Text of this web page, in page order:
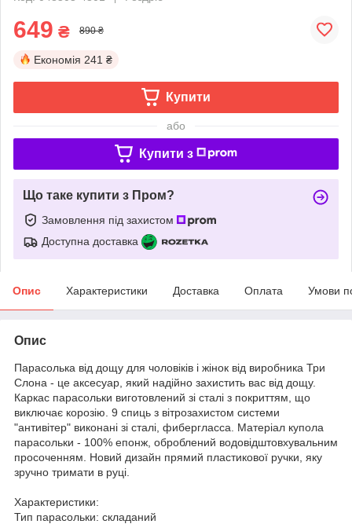
649 ₴ 890 ₴
Економія 241 ₴
Купити
або
Купити з
Що таке купити з Пром?
Замовлення під захистом
Доступна доставка
Опис Характеристики Доставка Оплата Умови
Опис
Парасолька від дощу для чоловіків і жінок від виробника Три
Слона - це аксесуар, який надійно захистить вас від дощу.
Каркас парасольки виготовлений зі сталі з покриттям, що
виключає корозію. 9 спиць з вітрозахистом системи
"антивітер" виконані зі сталі, фибергласса. Матеріал купола
парасольки - 100% епонж, оброблений водовідштовхувальним
просоченням. Новий дизайн прямий пластикової ручки, яку
зручно тримати в руці.
Характеристики:
Тип парасольки: складаний